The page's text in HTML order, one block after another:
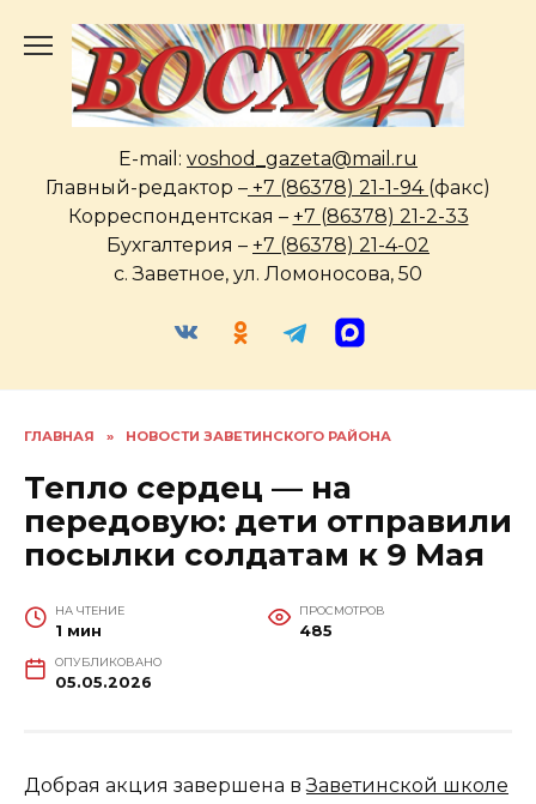
содержанию
E-mail: voshod_gazeta@mail.ru
Главный-редактор – +7 (86378) 21-1-94 (факс)
Корреспондентская – +7 (86378) 21-2-33
Бухгалтерия – +7 (86378) 21-4-02
с. Заветное, ул. Ломоносова, 50
ГЛАВНАЯ » НОВОСТИ ЗАВЕТИНСКОГО РАЙОНА
Тепло сердец — на
передовую: дети отправили
посылки солдатам к 9 Мая
НА ЧТЕНИЕ
1 мин
ПРОСМОТРОВ
485
ОПУБЛИКОВАНО
05.05.2026
Добрая акция завершена вЗаветинской школе